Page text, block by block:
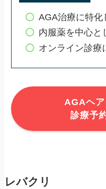
AGA治療に特化
内服薬を中心と
オンライン診療
AGAヘ
診療予
レバクリ